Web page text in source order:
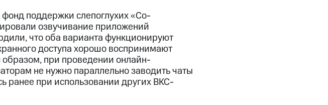
поддержки слепоглухих «Со-
озвучивание приложений
что оба варианта функционируют
доступа хорошо воспринимают
образом, при проведении онлайн-
не нужно параллельно заводить чаты
ранее при использовании других ВКС-